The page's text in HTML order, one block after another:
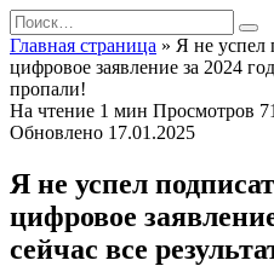
Перейти
к
содержанию
Search
for:
Главная страница » Я не успел
цифровое заявление за 2024
пропали!
На чтение 1 мин Просмотров 71
Обновлено 17.01.2025
Я не успел
цифровое
сейчас все